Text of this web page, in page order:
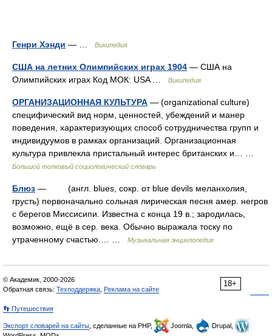
Генри Хэнди — … Википедия
США на летних Олимпийских играх 1904 — США на
Олимпийских играх Код МОК: USA …
Википедия
ОРГАНИЗАЦИОННАЯ КУЛЬТУРА — (organizational culture)
специфический вид норм, ценностей, убеждений и манер
поведения, характеризующих способ сотрудничества групп и
индивидуумов в рамках организаций. Организационная
культура привлекла пристальный интерес британских и… …
Большой толковый социологический словарь
Блюз — (англ. blues, сокр. от blue devils меланхолия,
грусть) первоначально сольная лирическая песня амер. негров
с берегов Миссисипи. Известна с конца 19 в.; зародилась,
возможно, ещё в сер. века. Обычно выражала тоску по
утраченному счастью.… …
Музыкальная энциклопедия
18+
© Академик, 2000-2026
Обратная связь: Техподдержка Реклама на сайте
👣 Путешествия
Экспорт словарей на сайты , сделанные на PHP, Joomla,
Drupal,